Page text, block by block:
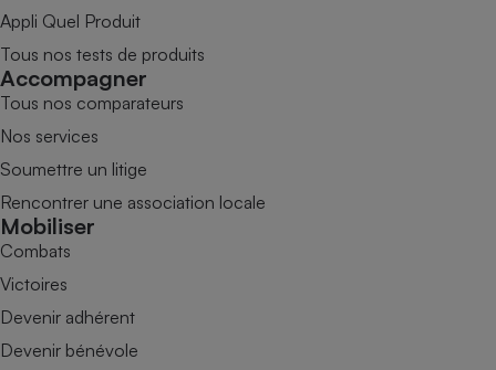
Appli Quel Produit
Tous nos tests de produits
Accompagner
Tous nos comparateurs
Nos services
Soumettre un litige
Rencontrer une association locale
Mobiliser
Combats
Victoires
Devenir adhérent
Devenir bénévole